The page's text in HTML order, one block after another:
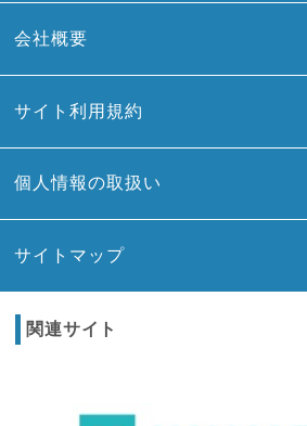
会社概要
サイト利用規約
個人情報の取扱い
サイトマップ
関連サイト